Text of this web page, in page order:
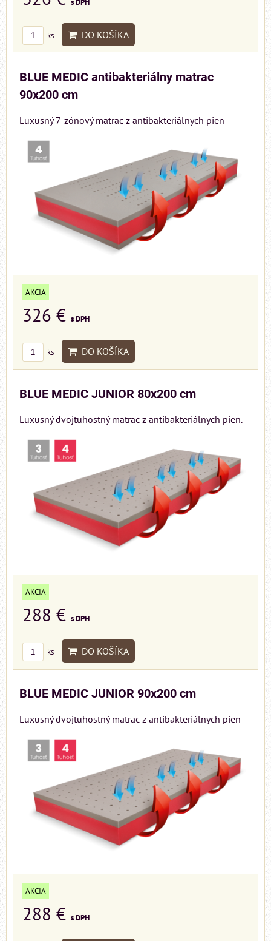
s DPH
ks DO KOŠÍKA
BLUE MEDIC antibakteriálny matrac
90x200 cm
Luxusný 7-zónový matrac z antibakteriálnych pien
AKCIA
326 € s DPH
ks DO KOŠÍKA
BLUE MEDIC JUNIOR 80x200 cm
Luxusný dvojtuhostný matrac z antibakteriálnych pien.
AKCIA
288 € s DPH
ks DO KOŠÍKA
BLUE MEDIC JUNIOR 90x200 cm
Luxusný dvojtuhostný matrac z antibakteriálnych pien
AKCIA
288 € s DPH